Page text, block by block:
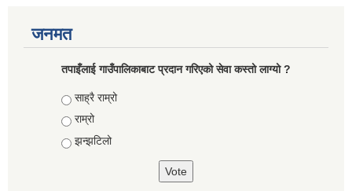
जनमत
तपाइँलाई गाउँपालिकाबाट प्रदान गरिएको सेवा कस्तो लाग्यो ?
Choices
साह्रै राम्रो
राम्रो
झन्झटिलो